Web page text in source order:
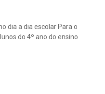
dia a dia escolar Para o
do 4º ano do ensino